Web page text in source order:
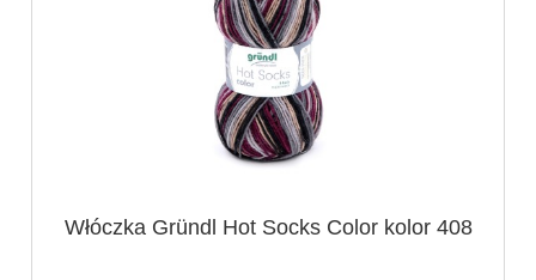
Włóczka Gründl Hot Socks Color kolor 408